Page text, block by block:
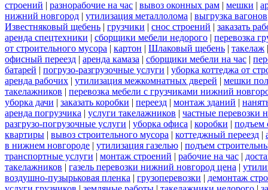
строений | разнорабочие на час | вывоз оконных рам | мешки |
нижний новгород | утилизация металлолома | выгрузка вагонов
Известняковый щебень | грузчики | снос строений | заказать
аренда спецтехники | сборщики мебели недорого | перевозка
от строительного мусора | картон | Шлаковый щебень | такелаж
офисный переезд | аренда камаза | сборщики мебели на час |
батарей | погрузо-разгрузочные услуги | уборка коттеджа от
аренда рабочих | утилизация межкомнатных дверей | мешки
такелажников | перевозка мебели с грузчиками нижний
уборка дачи | заказать коробки | переезд | монтаж зданий |
аренда погрузчика | услуги такелажников | частные перевозки
разгрузо-погрузочные услуги | уборка офиса | коробки | подъем
квартиры | вывоз строительного мусора | коттеджный переезд |
в нижнем новгороде | утилизация газелью | подъем
транспортные услуги | монтаж строений | рабочие на час |
такелажников | газель перевозки нижний новгород цена |
воздушно-пузырьковая пленка | грузоперевозки | демонтаж